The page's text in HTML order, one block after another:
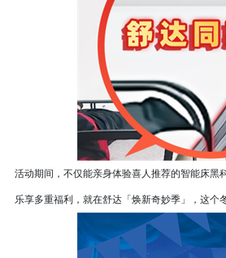
活动期间，不仅能亲身体验喜人推荐的智能床黑
乐享多重福利，就在舒达「焕新奇妙季」，这个